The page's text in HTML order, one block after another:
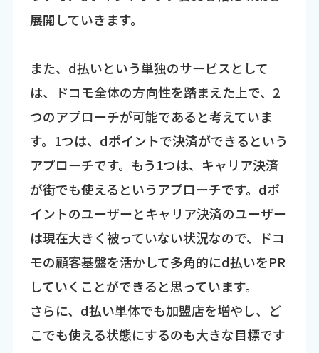
展開していきます。
また、d払いという単独のサービスとして
は、ドコモ全体の方向性を踏まえた上で、2
つのアプローチが可能であると考えていま
す。1つは、dポイントで決済ができるという
アプローチです。もう1つは、キャリア決済
が街でも使えるというアプローチです。dポ
イントのユーザーとキャリア決済のユーザー
は現在大きく被っていない状況なので、ドコ
モの顧客基盤を活かして多角的にd払いをPR
していくことができると思っています。
さらに、d払い単体でも加盟店を増やし、ど
こでも使える状態にするのも大きな目標です